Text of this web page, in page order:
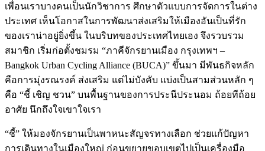
เพื่อนเราบางคนเป็นนักวิชาการ ศึกษาตัวแบบการจัดการในต่าง
ประเทศ เห็นโอกาสในการพัฒนาส่งเสริมให้เมืองอันเป็นที่รัก
ของเราน่าอยู่ยิ่งขึ้น ในบริบทของประเทศไทยเอง จึงรวบรวม
สมาชิก เริ่มก่อตั้งชมรม “ภาคีจักรยานเมือง กรุงเทพฯ –
Bangkok Urban Cycling Alliance (BUCA)” ขึ้นมา มีพันธกิจหลัก
คือการมุ่งรณรงค์ ส่งเสริม แต่ไม่บังคับ แบ่งเป็นสามส่วนหลัก ๆ
คือ “ชี้ เชิญ ชวน” บนพื้นฐานของการประนีประนอม ถ้อยทีถ้อย
อาศัย นึกถึงใจเขาใจเรา
“ชี้” ให้มองจักรยานเป็นพาหนะสัญจรทางเลือก ช่วยแก้ปัญหา
การเดินทางในเมืองใหญ่ ก่อนขยายขอบเขตไปเป็นเครื่องมือ